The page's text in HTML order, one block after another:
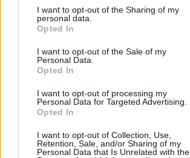
I want to opt-out of the Sharing of my
personal data.
Opted In
I want to opt-out of the Sale of my
Personal Data.
Opted In
I want to opt-out of processing my
Personal Data for Targeted Advertising.
Opted In
I want to opt-out of Collection, Use,
Retention, Sale, and/or Sharing of my
Personal Data that Is Unrelated with the
Progetti
Istituto